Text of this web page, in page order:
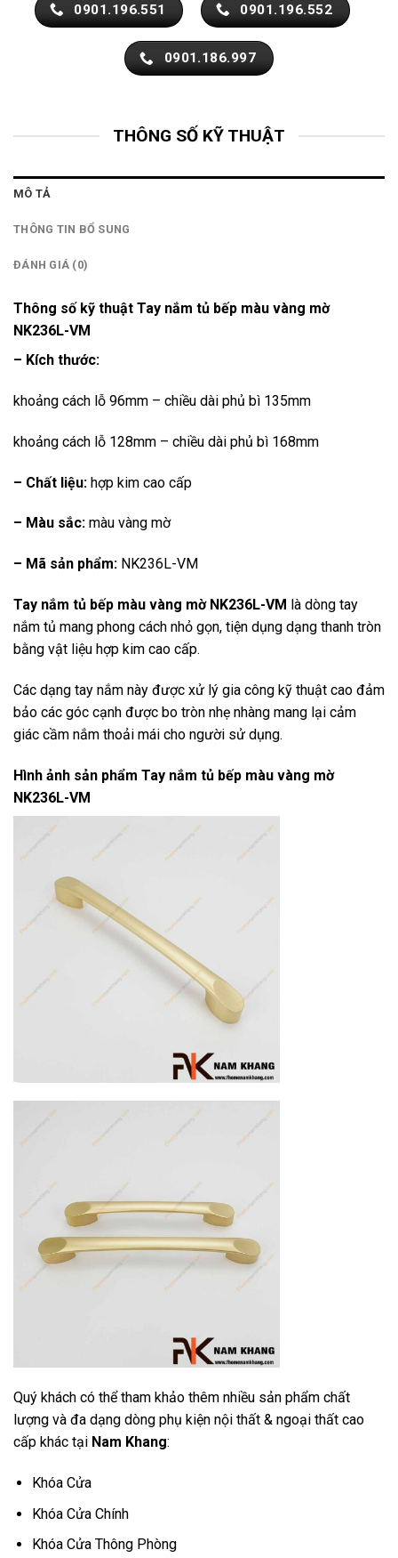
0901.196.551 0901.196.552
0901.186.997
THÔNG SỐ KỸ THUẬT
MÔ TẢ
THÔNG TIN BỔ SUNG
ĐÁNH GIÁ (0)
Thông số kỹ thuật Tay nắm tủ bếp màu vàng mờ
NK236L-VM
– Kích thước:
khoảng cách lỗ 96mm – chiều dài phủ bì 135mm
khoảng cách lỗ 128mm – chiều dài phủ bì 168mm
– Chất liệu: hợp kim cao cấp
– Màu sắc: màu vàng mờ
– Mã sản phẩm: NK236L-VM
Tay nắm tủ bếp màu vàng mờ NK236L-VM là dòng tay
nắm tủ mang phong cách nhỏ gọn, tiện dụng dạng thanh tròn
bằng vật liệu hợp kim cao cấp.
Các dạng tay nắm này được xử lý gia công kỹ thuật cao đảm
bảo các góc cạnh được bo tròn nhẹ nhàng mang lại cảm
giác cầm nắm thoải mái cho người sử dụng.
Hình ảnh sản phẩm Tay nắm tủ bếp màu vàng mờ
NK236L-VM
Quý khách có thể tham khảo thêm nhiều sản phẩm chất
lượng và đa dạng dòng phụ kiện nội thất & ngoại thất cao
cấp khác tại Nam Khang:
Khóa Cửa
Khóa Cửa Chính
Khóa Cửa Thông Phòng